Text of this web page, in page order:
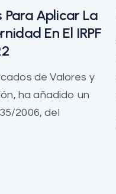
Para Aplicar La
En El IRPF
de Valores y
ha añadido un
2006, del